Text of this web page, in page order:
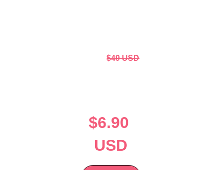
$49 USD
$6.90
USD